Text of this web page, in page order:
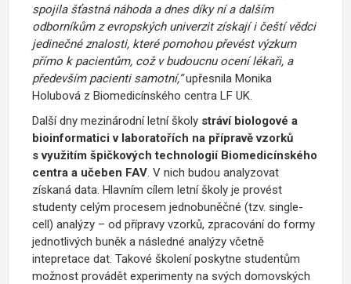
spojila šťastná náhoda a dnes díky ní a dalším
odborníkům z evropských univerzit získají i čeští vědci
jedinečné znalosti, které pomohou převést výzkum
přímo k pacientům, což v budoucnu ocení lékaři, a
především pacienti samotní,“upřesnila Monika
Holubová z Biomedicínského centra LF UK.
Další dny mezinárodní letní školy stráví biologové a
bioinformatici v laboratořích na přípravě vzorků
s využitím špičkových technologií Biomedicínského
centra a učeben FAV. V nich budou analyzovat
získaná data. Hlavním cílem letní školy je provést
studenty celým procesem jednobuněčné (tzv. single-
cell) analýzy – od přípravy vzorků, zpracování do formy
jednotlivých buněk a následné analýzy včetně
intepretace dat. Takové školení poskytne studentům
možnost provádět experimenty na svých domovských